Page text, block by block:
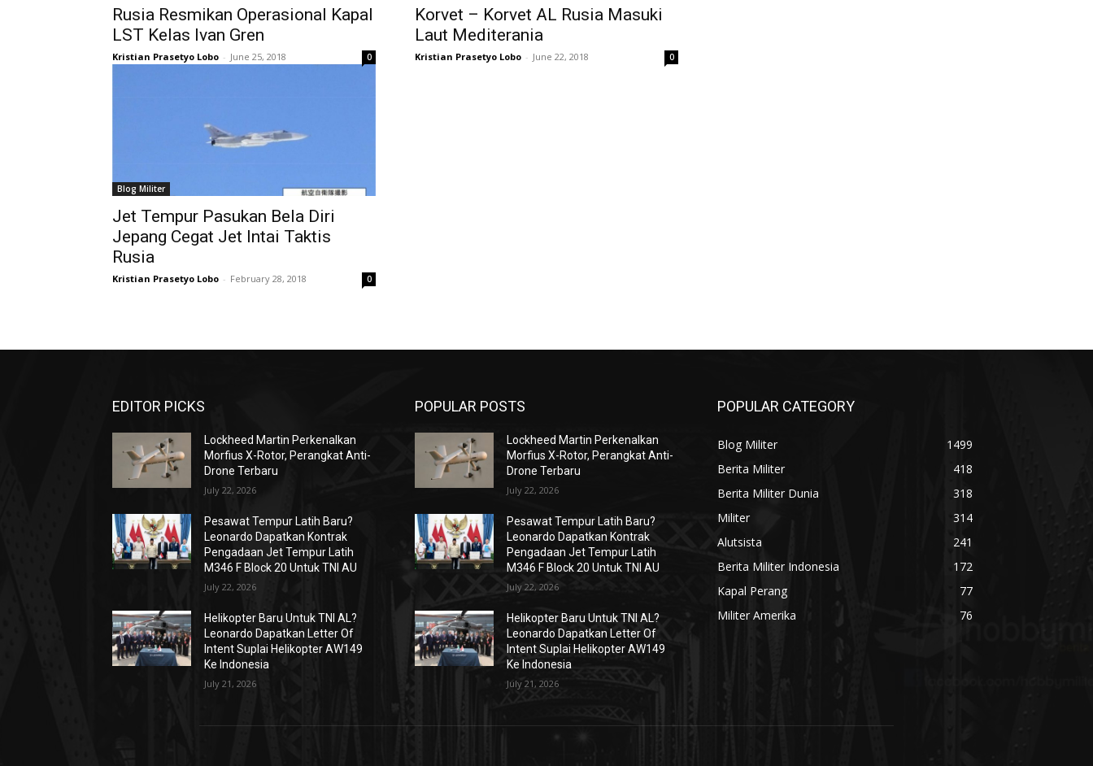
Rusia Resmikan Operasional Kapal
LST Kelas Ivan Gren
Kristian Prasetyo Lobo - June 25, 2018 0
Korvet – Korvet AL Rusia Masuki
Laut Mediterania
Kristian Prasetyo Lobo - June 22, 2018 0
Blog Militer
Jet Tempur Pasukan Bela Diri
Jepang Cegat Jet Intai Taktis
Rusia
Kristian Prasetyo Lobo - February 28, 2018 0
EDITOR PICKS
Lockheed Martin Perkenalkan
Morfius X-Rotor, Perangkat Anti-
Drone Terbaru
July 22, 2026
Pesawat Tempur Latih Baru?
Leonardo Dapatkan Kontrak
Pengadaan Jet Tempur Latih
M346 F Block 20 Untuk TNI AU
July 22, 2026
Helikopter Baru Untuk TNI AL?
Leonardo Dapatkan Letter Of
Intent Suplai Helikopter AW149
Ke Indonesia
July 21, 2026
POPULAR POSTS
Lockheed Martin Perkenalkan
Morfius X-Rotor, Perangkat Anti-
Drone Terbaru
July 22, 2026
Pesawat Tempur Latih Baru?
Leonardo Dapatkan Kontrak
Pengadaan Jet Tempur Latih
M346 F Block 20 Untuk TNI AU
July 22, 2026
Helikopter Baru Untuk TNI AL?
Leonardo Dapatkan Letter Of
Intent Suplai Helikopter AW149
Ke Indonesia
July 21, 2026
POPULAR CATEGORY
Blog Militer
1499
Berita Militer
418
Berita Militer Dunia
318
Militer
314
Alutsista
241
Berita Militer Indonesia
172
Kapal Perang
77
Militer Amerika
76